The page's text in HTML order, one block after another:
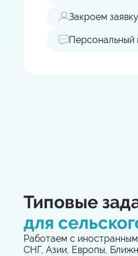
Закроем
Персональный
Типовые
для
Работаем с
СНГ, Азии, Европы,